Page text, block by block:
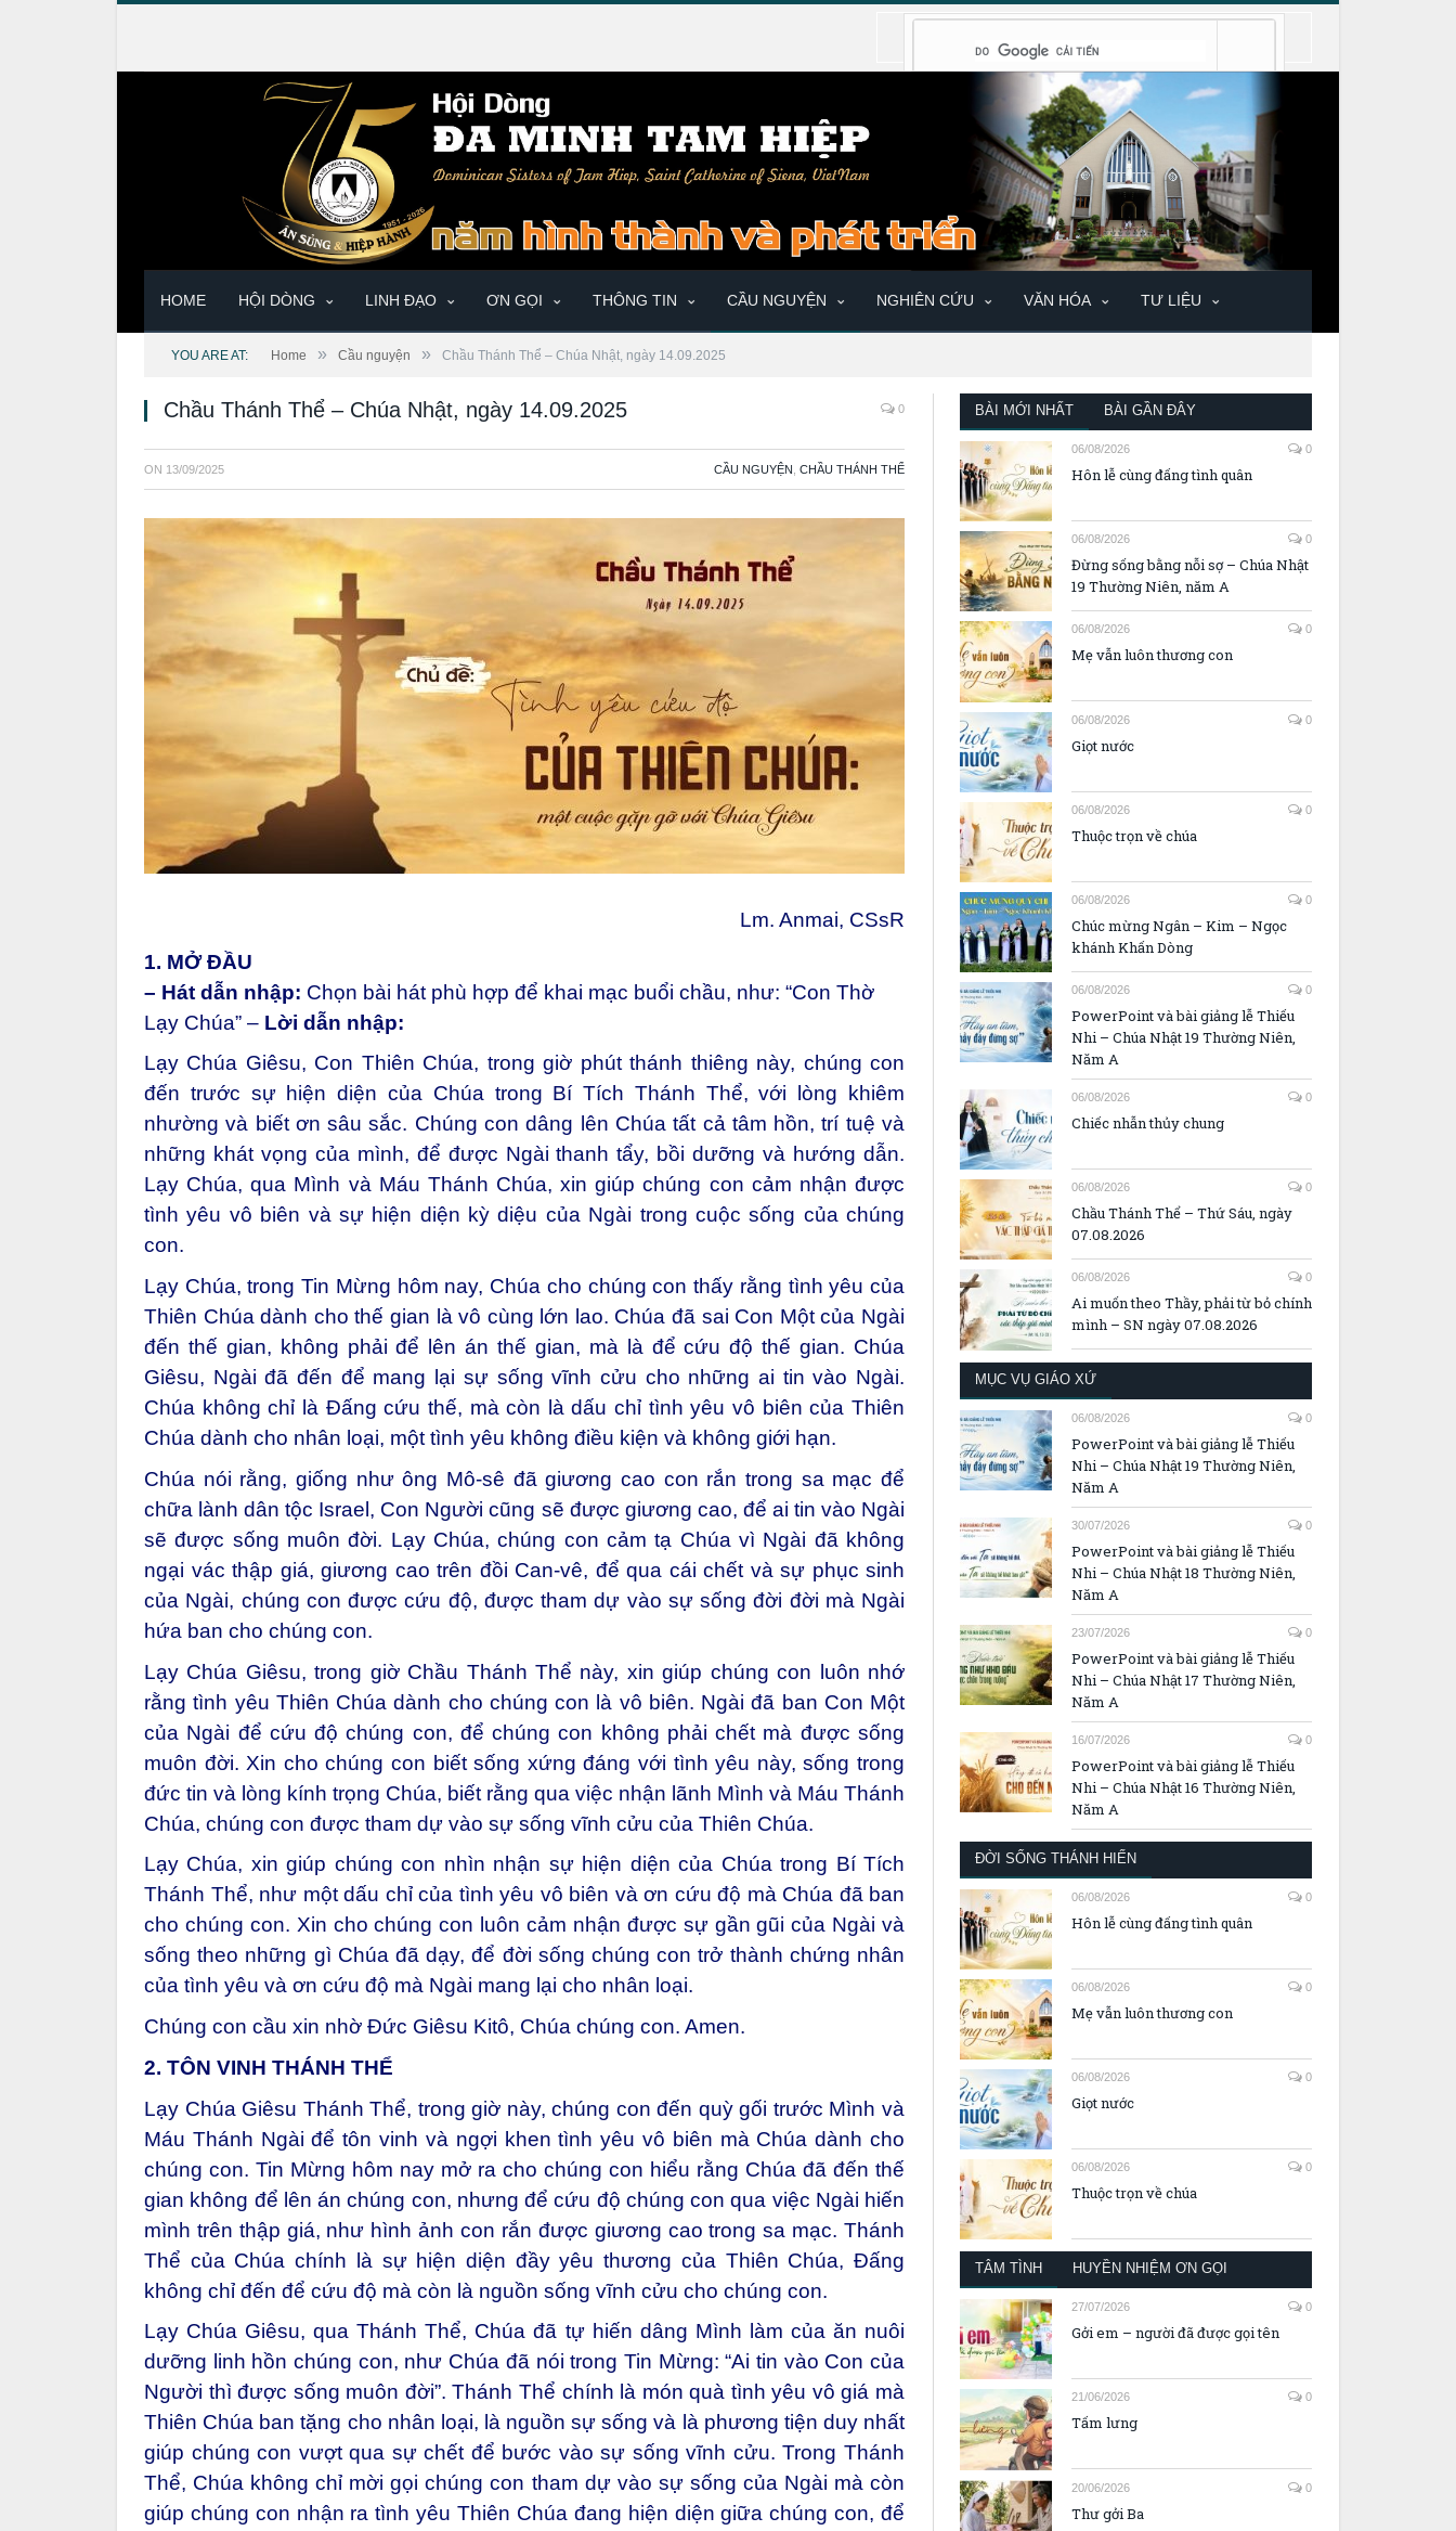
HOME HỘI DÒNG LINH ĐẠO ƠN GỌI THÔNG TIN CẦU NGUYỆN NGHIÊN CỨU VĂN HÓA TƯ LIỆU
YOU ARE AT: Home » Cầu nguyện » Chầu Thánh Thể – Chúa Nhật, ngày 14.09.2025
Chầu Thánh Thể – Chúa Nhật, ngày 14.09.2025 0
ON 13/09/2025 CẦU NGUYỆN CHẦU THÁNH THỂ
Lm. Anmai, CSsR
1. MỞ ĐẦU
– Hát dẫn nhập: Chọn bài hát phù hợp để khai mạc buổi chầu, như: “Con Thờ
Lạy Chúa” – Lời dẫn nhập:
Lạy Chúa Giêsu, Con Thiên Chúa, trong giờ phút thánh thiêng này, chúng con
đến trước sự hiện diện của Chúa trong Bí Tích Thánh Thể, với lòng khiêm
nhường và biết ơn sâu sắc. Chúng con dâng lên Chúa tất cả tâm hồn, trí tuệ và
những khát vọng của mình, để được Ngài thanh tẩy, bồi dưỡng và hướng dẫn.
Lạy Chúa, qua Mình và Máu Thánh Chúa, xin giúp chúng con cảm nhận được
tình yêu vô biên và sự hiện diện kỳ diệu của Ngài trong cuộc sống của chúng
con.
Lạy Chúa, trong Tin Mừng hôm nay, Chúa cho chúng con thấy rằng tình yêu của
Thiên Chúa dành cho thế gian là vô cùng lớn lao. Chúa đã sai Con Một của Ngài
đến thế gian, không phải để lên án thế gian, mà là để cứu độ thế gian. Chúa
Giêsu, Ngài đã đến để mang lại sự sống vĩnh cửu cho những ai tin vào Ngài.
Chúa không chỉ là Đấng cứu thế, mà còn là dấu chỉ tình yêu vô biên của Thiên
Chúa dành cho nhân loại, một tình yêu không điều kiện và không giới hạn.
Chúa nói rằng, giống như ông Mô-sê đã giương cao con rắn trong sa mạc để
chữa lành dân tộc Israel, Con Người cũng sẽ được giương cao, để ai tin vào Ngài
sẽ được sống muôn đời. Lạy Chúa, chúng con cảm tạ Chúa vì Ngài đã không
ngại vác thập giá, giương cao trên đồi Can-vê, để qua cái chết và sự phục sinh
của Ngài, chúng con được cứu độ, được tham dự vào sự sống đời đời mà Ngài
hứa ban cho chúng con.
Lạy Chúa Giêsu, trong giờ Chầu Thánh Thể này, xin giúp chúng con luôn nhớ
rằng tình yêu Thiên Chúa dành cho chúng con là vô biên. Ngài đã ban Con Một
của Ngài để cứu độ chúng con, để chúng con không phải chết mà được sống
muôn đời. Xin cho chúng con biết sống xứng đáng với tình yêu này, sống trong
đức tin và lòng kính trọng Chúa, biết rằng qua việc nhận lãnh Mình và Máu Thánh
Chúa, chúng con được tham dự vào sự sống vĩnh cửu của Thiên Chúa.
Lạy Chúa, xin giúp chúng con nhìn nhận sự hiện diện của Chúa trong Bí Tích
Thánh Thể, như một dấu chỉ của tình yêu vô biên và ơn cứu độ mà Chúa đã ban
cho chúng con. Xin cho chúng con luôn cảm nhận được sự gần gũi của Ngài và
sống theo những gì Chúa đã dạy, để đời sống chúng con trở thành chứng nhân
của tình yêu và ơn cứu độ mà Ngài mang lại cho nhân loại.
Chúng con cầu xin nhờ Đức Giêsu Kitô, Chúa chúng con. Amen.
2. TÔN VINH THÁNH THỂ
Lạy Chúa Giêsu Thánh Thể, trong giờ này, chúng con đến quỳ gối trước Mình và
Máu Thánh Ngài để tôn vinh và ngợi khen tình yêu vô biên mà Chúa dành cho
chúng con. Tin Mừng hôm nay mở ra cho chúng con hiểu rằng Chúa đã đến thế
gian không để lên án chúng con, nhưng để cứu độ chúng con qua việc Ngài hiến
mình trên thập giá, như hình ảnh con rắn được giương cao trong sa mạc. Thánh
Thể của Chúa chính là sự hiện diện đầy yêu thương của Thiên Chúa, Đấng
không chỉ đến để cứu độ mà còn là nguồn sống vĩnh cửu cho chúng con.
Lạy Chúa Giêsu, qua Thánh Thể, Chúa đã tự hiến dâng Mình làm của ăn nuôi
dưỡng linh hồn chúng con, như Chúa đã nói trong Tin Mừng: “Ai tin vào Con của
Người thì được sống muôn đời”. Thánh Thể chính là món quà tình yêu vô giá mà
Thiên Chúa ban tặng cho nhân loại, là nguồn sự sống và là phương tiện duy nhất
giúp chúng con vượt qua sự chết để bước vào sự sống vĩnh cửu. Trong Thánh
Thể, Chúa không chỉ mời gọi chúng con tham dự vào sự sống của Ngài mà còn
giúp chúng con nhận ra tình yêu Thiên Chúa đang hiện diện giữa chúng con, để
BÀI MỚI NHẤT BÀI GẦN ĐÂY
06/08/2026 0
Hôn lễ cùng đấng tình quân
06/08/2026 0
Đừng sống bằng nỗi sợ – Chúa Nhật
19 Thường Niên, năm A
06/08/2026 0
Mẹ vẫn luôn thương con
06/08/2026 0
Giọt nước
06/08/2026 0
Thuộc trọn về chúa
06/08/2026 0
Chúc mừng Ngân – Kim – Ngọc
khánh Khấn Dòng
06/08/2026 0
PowerPoint và bài giảng lễ Thiếu
Nhi – Chúa Nhật 19 Thường Niên,
Năm A
06/08/2026 0
Chiếc nhẫn thủy chung
06/08/2026 0
Chầu Thánh Thể – Thứ Sáu, ngày
07.08.2026
06/08/2026 0
Ai muốn theo Thầy, phải từ bỏ chính
mình – SN ngày 07.08.2026
MỤC VỤ GIÁO XỨ
06/08/2026 0
PowerPoint và bài giảng lễ Thiếu
Nhi – Chúa Nhật 19 Thường Niên,
Năm A
30/07/2026 0
PowerPoint và bài giảng lễ Thiếu
Nhi – Chúa Nhật 18 Thường Niên,
Năm A
23/07/2026 0
PowerPoint và bài giảng lễ Thiếu
Nhi – Chúa Nhật 17 Thường Niên,
Năm A
16/07/2026 0
PowerPoint và bài giảng lễ Thiếu
Nhi – Chúa Nhật 16 Thường Niên,
Năm A
ĐỜI SỐNG THÁNH HIẾN
06/08/2026 0
Hôn lễ cùng đấng tình quân
06/08/2026 0
Mẹ vẫn luôn thương con
06/08/2026 0
Giọt nước
06/08/2026 0
Thuộc trọn về chúa
TÂM TÌNH HUYỀN NHIỆM ƠN GỌI
27/07/2026 0
Gởi em – người đã được gọi tên
21/06/2026 0
Tấm lưng
20/06/2026 0
Thư gởi Ba